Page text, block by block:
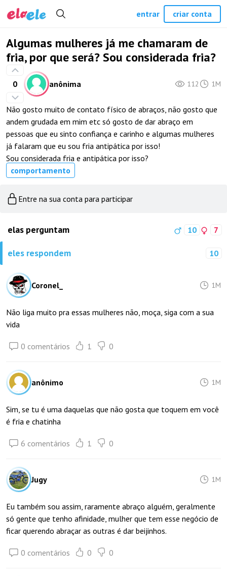
Algumas mulheres já me chamaram de
fria, por que será? Sou considerada fria?
0 anônima 112 1M
Não gosto muito de contato físico de abraços, não gosto que
andem grudada em mim etc só gosto de dar abraço em
pessoas que eu sinto confiança e carinho e algumas mulheres
já falaram que eu sou fria antipática por isso!
Sou considerada fria e antipática por isso?
comportamento
Entre na sua conta para participar
elas perguntam 10 7
eles respondem 10
Coronel_ 1M
Não liga muito pra essas mulheres não, moça, siga com a sua
vida
0 comentários 1 0
anônimo 1M
Sim, se tu é uma daquelas que não gosta que toquem em você
é fria e chatinha
6 comentários 1 0
Jugy 1M
Eu também sou assim, raramente abraço alguém, geralmente
só gente que tenho afinidade, mulher que tem esse negócio de
ficar querendo abraçar as outras é dar beijinhos.
0 comentários 0 0
entrar criar conta